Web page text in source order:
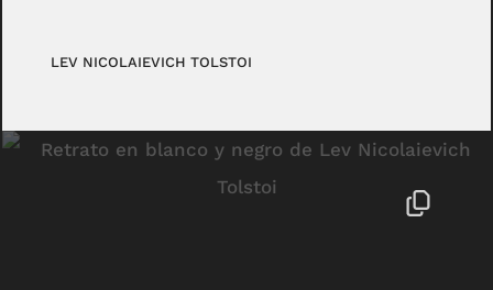
LEV NICOLAIEVICH TOLSTOI